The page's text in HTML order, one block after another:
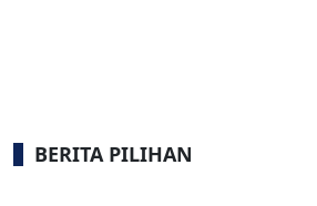
BERITA PILIHAN